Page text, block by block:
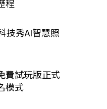
程
技秀AI智慧照
費試玩版正式
模式